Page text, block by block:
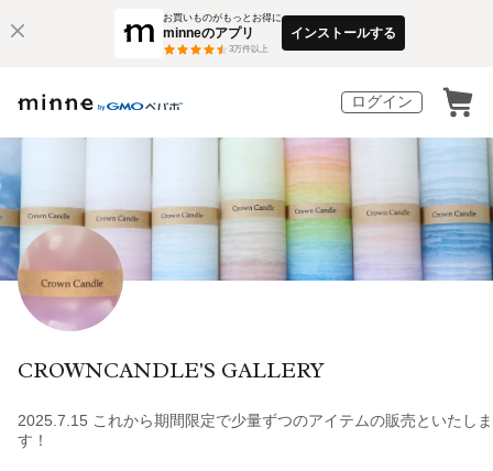
お買いものがもっとお得に
minneのアプリ
3万件以上
インストールする
ログイン
CROWNCANDLE'S GALLERY
2025.7.15 これから期間限定で少量ずつのアイテムの販売といたしま
す！